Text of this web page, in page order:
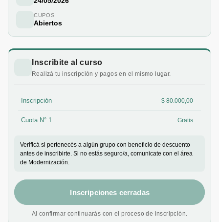
CUPOS
Abiertos
Inscribite al curso
Realizá tu inscripción y pagos en el mismo lugar.
Inscripción $ 80.000,00
Cuota N° 1 Gratis
Verificá si pertenecés a algún grupo con beneficio de descuento
antes de inscribirte. Si no estás seguro/a, comunicate con el área
de Modernización.
Inscripciones cerradas
Al confirmar continuarás con el proceso de inscripción.